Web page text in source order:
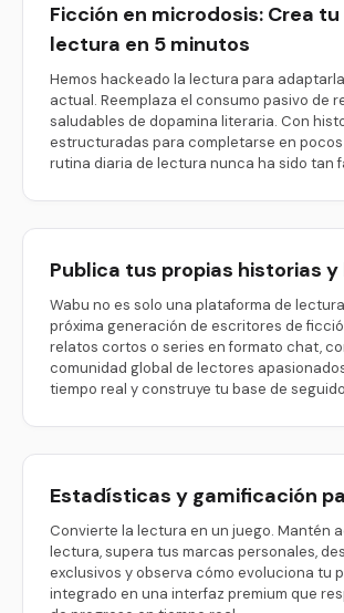
Ficción en microdosis: Crea
lectura en 5 minutos
Hemos hackeado la lectura para
actual. Reemplaza el consumo pasivo de
saludables de dopamina literaria. Con
estructuradas para completarse en
rutina diaria de lectura nunca ha sido tan
Publica tus propias historias
Wabu no es solo una plataforma de
próxima generación de escritores de
relatos cortos o series en formato chat,
comunidad global de lectores
tiempo real y construye tu base de
Estadísticas y gamificación
Convierte la lectura en un juego. Mantén
lectura, supera tus marcas personales,
exclusivos y observa cómo evoluciona tu
integrado en una interfaz premium que